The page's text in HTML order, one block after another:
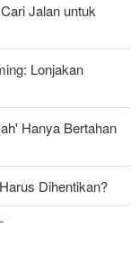
Jalan untuk
Lonjakan
Hanya Bertahan
Dihentikan?